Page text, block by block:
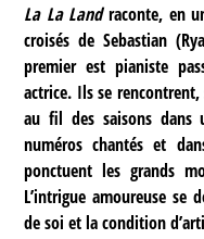
La La Landraconte, en
croisés de Sebastian
premier est pianiste
actrice. Ils se
au fil des saisons dans
numéros chantés et
ponctuent les grands
L’intrigue amoureuse se
de soi et la condition